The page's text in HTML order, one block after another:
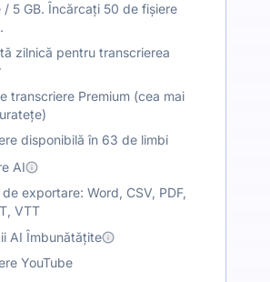
/ 5 GB. Încărcați 50 de fișiere
zilnică pentru transcrierea
transcriere Premium (cea mai
disponibilă în 63 de limbi
AI
de exportare: Word, CSV, PDF,
VTT
AI Îmbunătățite
YouTube